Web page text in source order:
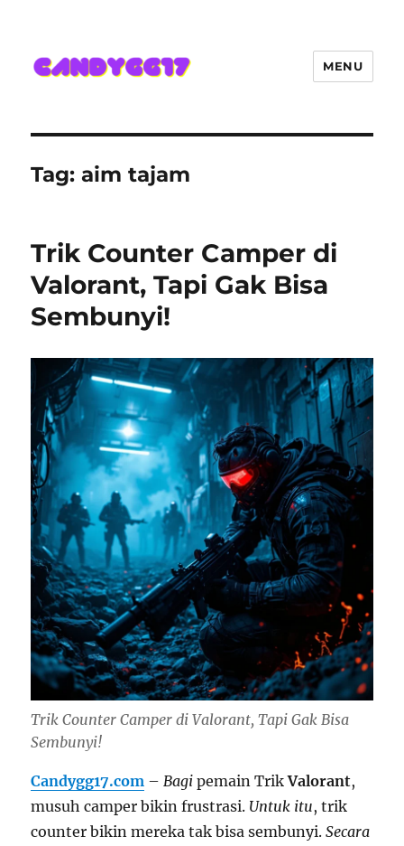
Hadir Semakin Mantap Jackpot
MENU
Tag:aim tajam
Trik Counter Camper di
Valorant, Tapi Gak Bisa
Sembunyi!
Trik Counter Camper di Valorant, Tapi Gak Bisa
Sembunyi!
Candygg17.com – Bagi pemain TrikValorant,
musuh camper bikin frustrasi. Untuk itu, trik
counter bikin mereka tak bisa sembunyi.Secara